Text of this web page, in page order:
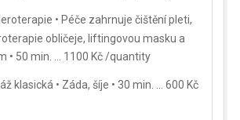
• Péče zahrnuje čištění pleti,
obličeje, liftingovou masku a
• 50 min. … 1100 Kč /quantity
klasická • Záda, šíje • 30 min. … 600 Kč